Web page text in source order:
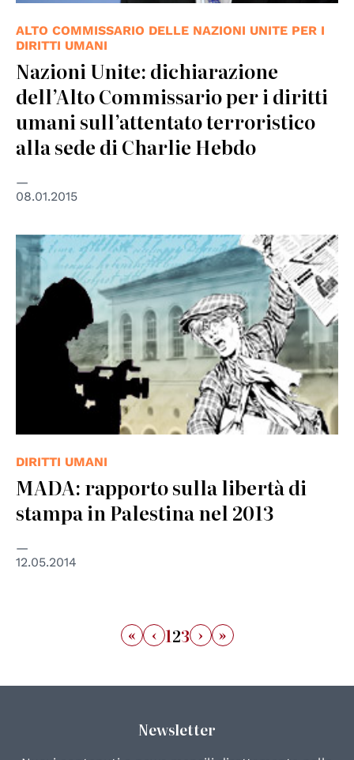
ALTO COMMISSARIO DELLE NAZIONI UNITE PER I
DIRITTI UMANI
Nazioni Unite: dichiarazione
dell’Alto Commissario per i diritti
umani sull’attentato terroristico
alla sede di Charlie Hebdo
08.01.2015
© Nazioni Unite
DIRITTI UMANI
MADA: rapporto sulla libertà di
stampa in Palestina nel 2013
12.05.2014
« ‹ 123 › »
Newsletter